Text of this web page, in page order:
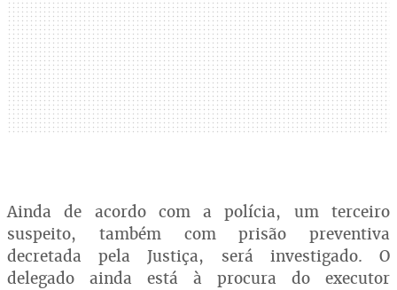
Ainda de acordo com a polícia, um terceiro
suspeito, também com prisão preventiva
decretada pela Justiça, será investigado. O
delegado ainda está à procura do executor